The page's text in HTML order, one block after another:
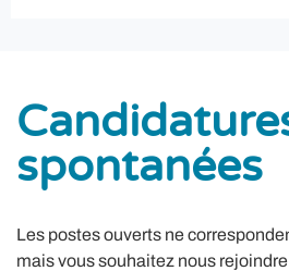
spontanées
Les postes ouverts ne
mais vous souhaitez nous